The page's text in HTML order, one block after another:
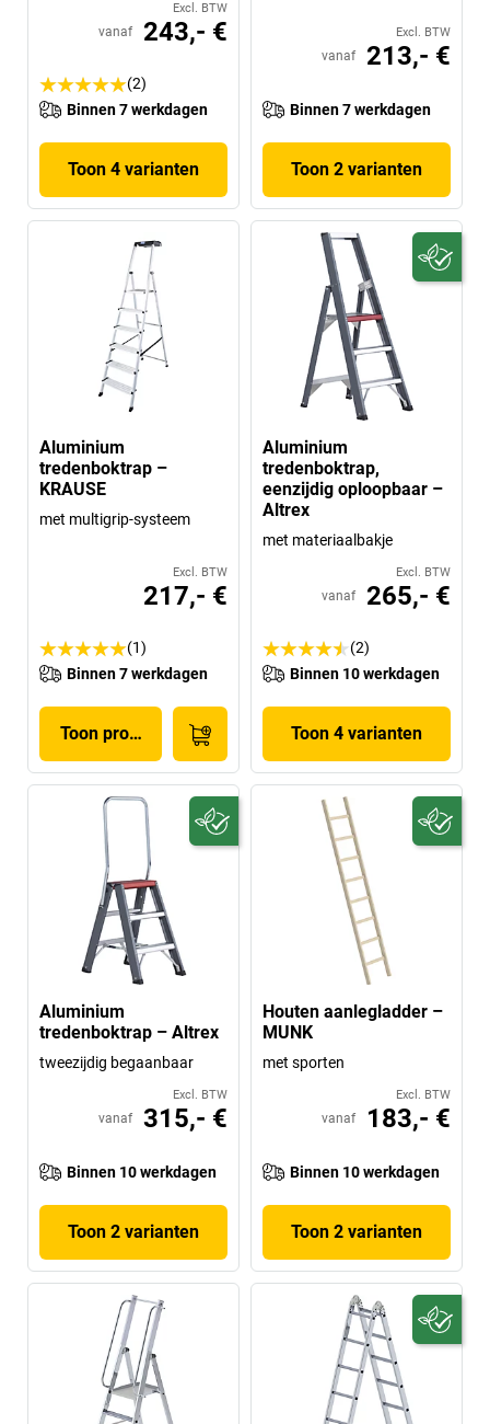
Excl. BTW
vanaf 243,- €
(2)
Binnen 7 werkdagen
Toon 4 varianten
Excl. BTW
vanaf 213,- €
Binnen 7 werkdagen
Toon 2 varianten
Aluminium
tredenboktrap –
KRAUSE
met multigrip-systeem
Excl. BTW
217,- €
(1)
Binnen 7 werkdagen
Toon product
Aluminium
tredenboktrap,
eenzijdig oploopbaar –
Altrex
met materiaalbakje
Excl. BTW
vanaf 265,- €
(2)
Binnen 10 werkdagen
Toon 4 varianten
Aluminium
tredenboktrap – Altrex
tweezijdig begaanbaar
Excl. BTW
vanaf 315,- €
Binnen 10 werkdagen
Toon 2 varianten
Houten aanlegladder –
MUNK
met sporten
Excl. BTW
vanaf 183,- €
Binnen 10 werkdagen
Toon 2 varianten